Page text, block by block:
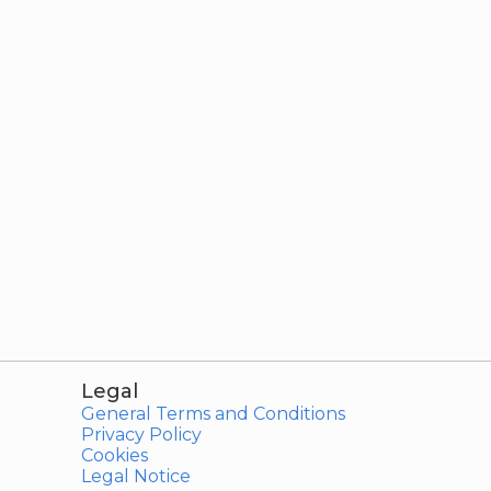
Legal
General Terms and Conditions
Privacy Policy
Cookies
Legal Notice